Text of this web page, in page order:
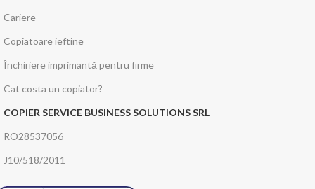
Cariere
Copiatoare ieftine
Închiriere imprimantă pentru firme
Cat costa un copiator?
COPIER SERVICE BUSINESS SOLUTIONS SRL
RO28537056
J10/518/2011